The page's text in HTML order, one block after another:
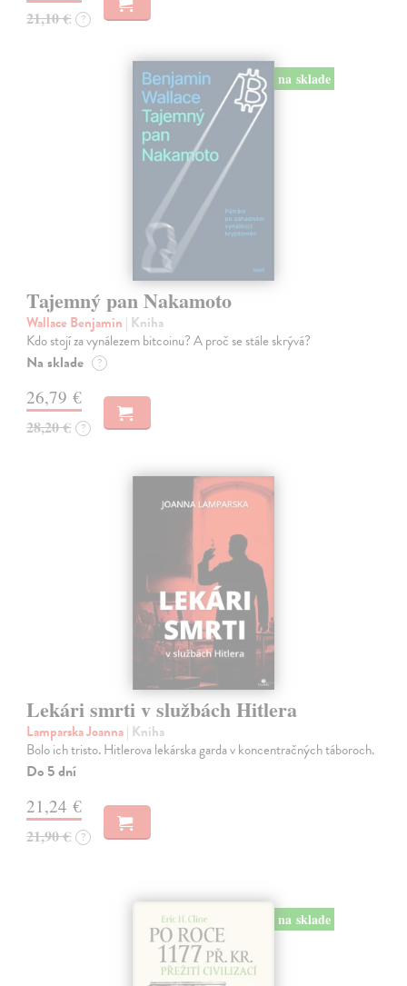
21,10 € ?
na sklade
Tajemný pan Nakamoto
Wallace Benjamin | Kniha
Kdo stojí za vynálezem bitcoinu? A proč se stále skrývá?
Na sklade ?
26,79 €
28,20 € ?
Lekári smrti v službách Hitlera
Lamparska Joanna| Kniha
Bolo ich tristo. Hitlerova lekárska garda v koncentračných táboroch.
Do 5 dní
21,24 €
21,90 € ?
na sklade